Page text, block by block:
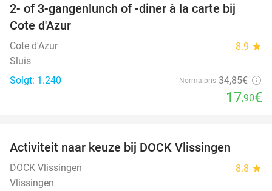
49%
2- of 3-gangenlunch of -diner à la carte bij
Cote d'Azur
Cote d'Azur 8.9 star
Sluis
Solgt: 1.240
Normalpris 34,85€
17,90€
Activiteit naar keuze bij DOCK Vlissingen
DOCK Vlissingen 8.8 star
Vlissingen